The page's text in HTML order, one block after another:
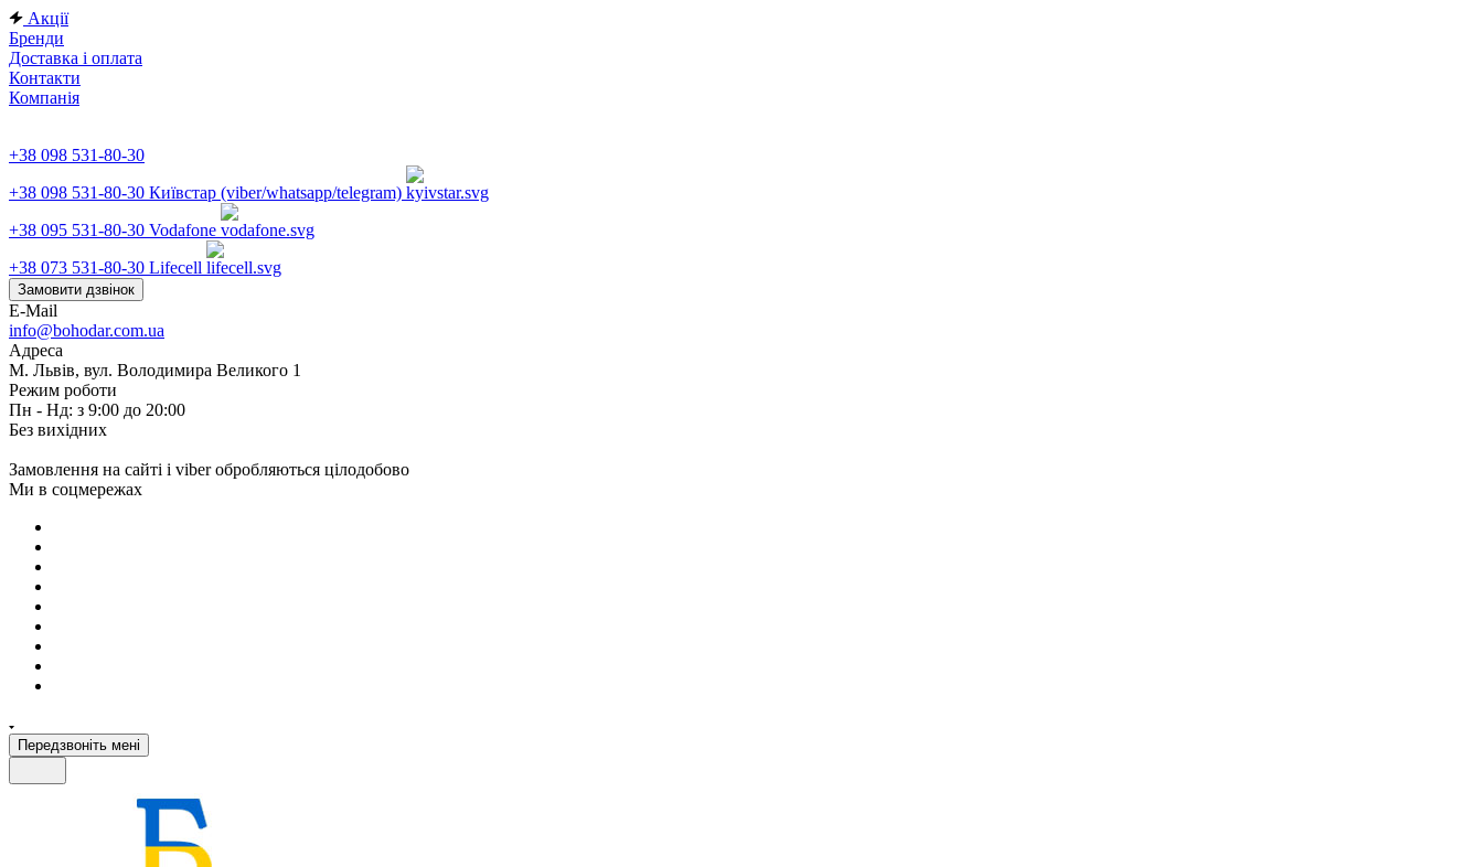
Акції
Бренди
Доставка і оплата
Контакти
Компанія
+38 098 531-80-30
+38 098 531-80-30 Київстар (viber/whatsapp/telegram)
+38 095 531-80-30 Vodafone
+38 073 531-80-30 Lifecell
Замовити дзвінок
E-Mail
info@bohodar.com.ua
Адреса
М. Львів, вул. Володимира Великого 1
Режим роботи
Пн - Нд: з 9:00 до 20:00
Без вихідних
Замовлення на сайті і viber обробляються цілодобово
Ми в соцмережах
Передзвоніть мені